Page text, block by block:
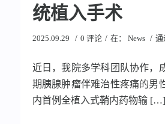
统植入手术
2025.09.29 / 0 评论 / 在： News / 通
近日，我院多学科团队协作，
期胰腺肿瘤伴难治性疼痛的男
内首例全植入式鞘内药物输 […]